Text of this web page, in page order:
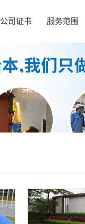
公司证书 服务范围
客户案例